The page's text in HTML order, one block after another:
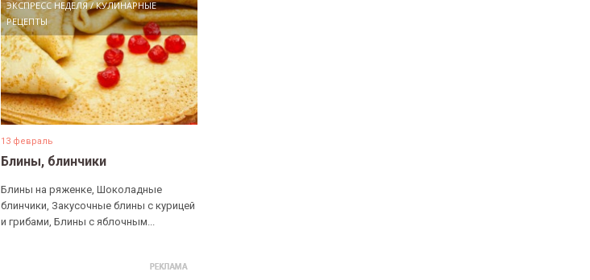
ЭКСПРЕСС НЕДЕЛЯ/КУЛИНАРНЫЕ
РЕЦЕПТЫ
13 февраль
Блины, блинчики
Блины на ряженке, Шоколадные
блинчики, Закусочные блины с курицей
и грибами, Блины с яблочным...